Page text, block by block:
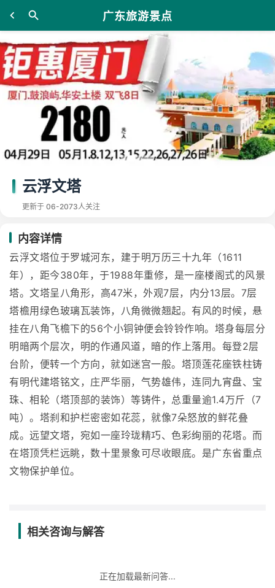
广东旅游景点
云浮文塔
更新于 06-2073人关注
内容详情
云浮文塔位于罗城河东，建于明万历三十九年（1611
年），距今380年，于1988年重修，是一座楼阁式的风景
塔。文塔呈八角形，高47米，外观7层，内分13层。7层
塔檐用绿色玻璃瓦装饰，八角微微翘起。有风的时候，悬
挂在八角飞檐下的56个小铜钟便会铃铃作响。塔身每层分
明暗两个层次，明的作通风道，暗的作上落用。每登2层
台阶，便转一个方向，就如迷宫一般。塔顶莲花座铁柱铸
有明代建塔铭文，庄严华丽，气势雄伟，连同九宵盘、宝
珠、相轮（塔顶部的装饰）等铸件，总重量逾1.4万斤（7
吨）。塔刹和护栏密密如花蕊，就像7朵怒放的鲜花叠
成。远望文塔，宛如一座玲珑精巧、色彩绚丽的花塔。而
在塔顶凭栏远眺，数十里景象可尽收眼底。是广东省重点
文物保护单位。
相关咨询与解答
正在加载最新问答...